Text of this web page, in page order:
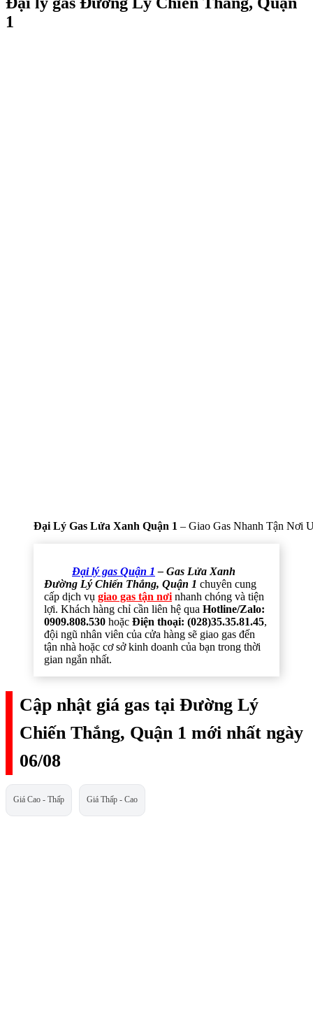
1
Đại Lý Gas Lửa Xanh Quận 1 – Giao Gas Nhanh Tận Nơi
Đại lý gas Quận 1 – Gas Lửa Xanh
Đường Lý Chiến Thắng, Quận 1 chuyên cung
cấp dịch vụ giao gas tận nơi nhanh chóng và tiện
lợi. Khách hàng chỉ cần liên hệ qua Hotline/Zalo:
0909.808.530 hoặc Điện thoại: (028)35.35.81.45,
đội ngũ nhân viên của cửa hàng sẽ giao gas đến
tận nhà hoặc cơ sở kinh doanh của bạn trong thời
gian ngắn nhất.
Cập nhật giá gas tại Đường Lý
Chiến Thắng, Quận 1 mới nhất ngày
06/08
Giá Cao - Thấp Giá Thấp - Cao